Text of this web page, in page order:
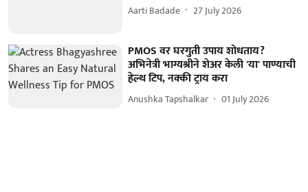
Aarti Badade 27 July 2026
PMOS वर घरगुती उपाय शोधताय?
अभिनेत्री भाग्यश्रीने शेअर केली 'या' पाण्याची
हेल्थ टिप, नक्की ट्राय करा
Anushka Tapshalkar 01 July 2026